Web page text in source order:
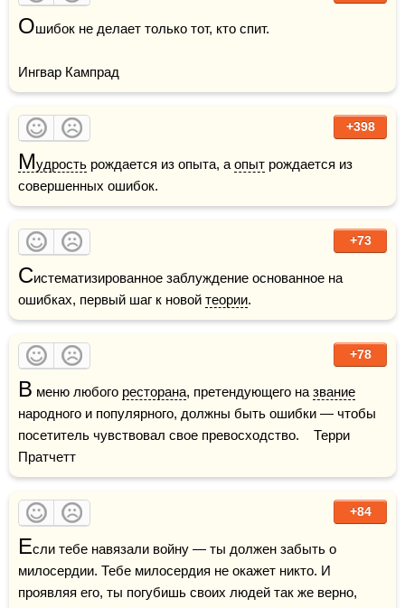
Ошибок не делает только тот, кто спит.
Ингвар Кампрад
+398
Мудрость рождается из опыта, а опыт рождается из
совершенных ошибок.
+73
Систематизированное заблуждение основанное на
ошибках, первый шаг к новой теории.
+78
В меню любого ресторана, претендующего на звание
народного и популярного, должны быть ошибки — чтобы
посетитель чувствовал свое превосходство.    Терри
Пратчетт
+84
Если тебе навязали войну — ты должен забыть о
милосердии. Тебе милосердия не окажет никто. И
проявляя его, ты погубишь своих людей так же верно,